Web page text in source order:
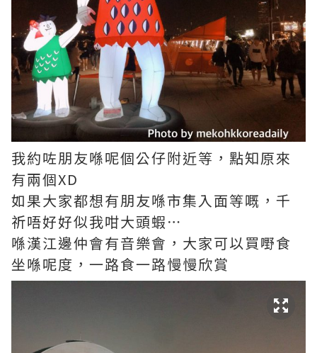
我約咗朋友喺呢個公仔附近等，點知原來
有兩個XD
如果大家都想有朋友喺市集入面等嘅，千
祈唔好好似我咁大頭蝦⋯
喺漢江邊仲會有音樂會，大家可以買嘢食
坐喺呢度，一路食一路慢慢欣賞